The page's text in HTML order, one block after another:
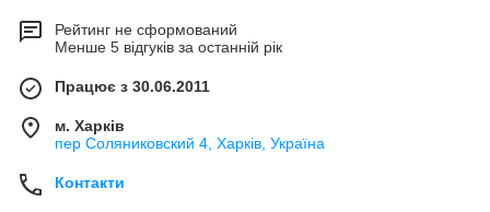
Рейтинг не сформований
Менше 5 відгуків за останній рік
Працює з 30.06.2011
м. Харків
пер Соляниковский 4, Харків, Україна
Контакти